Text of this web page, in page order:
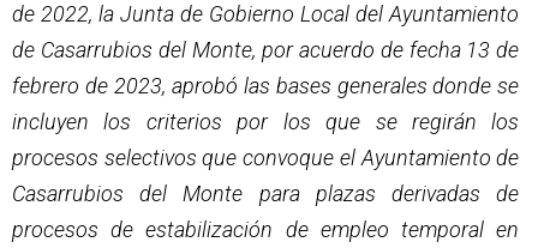
de 2022, la Junta de Gobierno Local del Ayuntamiento
de Casarrubios del Monte, por acuerdo de fecha 13 de
febrero de 2023, aprobó las bases generales donde se
incluyen los criterios por los que se regirán los
procesos selectivos que convoque el Ayuntamiento de
Casarrubios del Monte para plazas derivadas de
procesos de estabilización de empleo temporal en